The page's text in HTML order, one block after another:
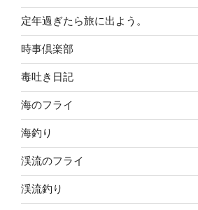
定年過ぎたら旅に出よう。
時事倶楽部
毒吐き日記
海のフライ
海釣り
渓流のフライ
渓流釣り